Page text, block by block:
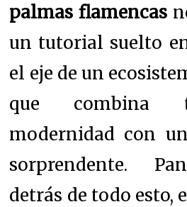
palmas flamencas
un tutorial suelto
el eje de un
que combina
modernidad con
sorprendente.
detrás de todo esto,